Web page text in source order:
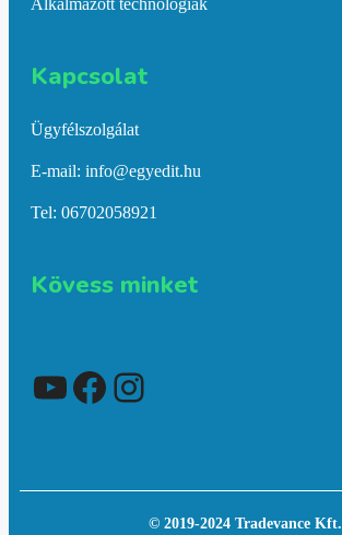
Alkalmazott technológiák
Kapcsolat​
Ügyfélszolgálat
E-mail: info@egyedit.hu
Tel: 06702058921
Kövess minket
YouTube
Facebook
Instagram
© 2019-2024 Tradevance Kft.